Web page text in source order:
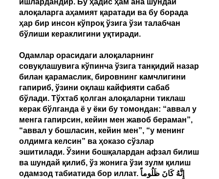
ишлардандир. Бу ҳадис ҳам ана шундай
алоқаларга аҳамият қаратади ва бу борада
ҳар бир инсон кўпроқ ўзига ўзи талабчан
бўлиши кераклигини уқтиради.
Одамлар орасидаги алоқаларнинг
совуқлашувига кўпинча ўзига танқидий назар
билан қарамаслик, бировнинг камчлигини
гапириб, ўзини оқлаш кайфияти сабаб
бўлади. Тўхтаб қолган алоқаларни тиклаш
керак бўлганда ё у ёки бу томондан: “аввал у
менга гапирсин, кейин мен жавоб бераман”,
“аввал у бошласин, кейин мен”, “у менинг
олдимга келсин” ва ҳоказо сўзлар
эшитилади. Ўзини бошқалардан афзал билиш
ва шундай қилиб, ўз жонига ўзи зулм қилиш
одамзод табиатида бор иллат. إِنَّهُ كَانَ ظَلُوماً